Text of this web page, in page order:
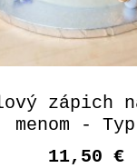
zápich
menom -
11,50 €